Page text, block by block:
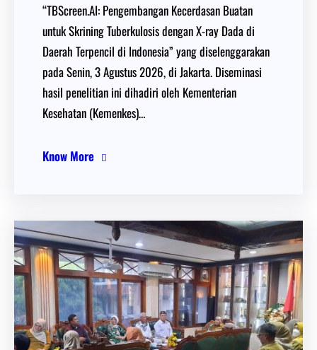
“TBScreen.AI: Pengembangan Kecerdasan Buatan
untuk Skrining Tuberkulosis dengan X-ray Dada di
Daerah Terpencil di Indonesia” yang diselenggarakan
pada Senin, 3 Agustus 2026, di Jakarta. Diseminasi
hasil penelitian ini dihadiri oleh Kementerian
Kesehatan (Kemenkes)…
Know More